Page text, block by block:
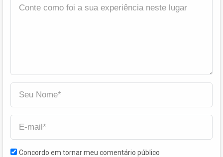
Concordo em tornar meu comentário público